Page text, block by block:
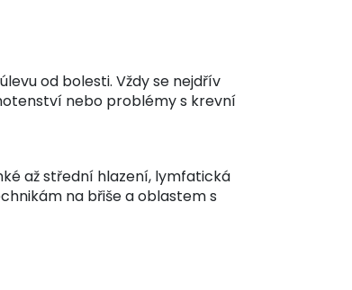
od bolesti. Vždy se nejdřív
nebo problémy s krevní
až střední hlazení, lymfatická
na břiše a oblastem s